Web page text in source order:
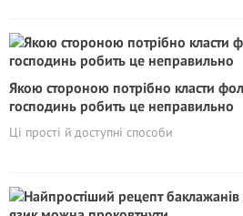
Якою стороною потрібно класти
господинь робить це неправильно
Ці прості й доступні способи